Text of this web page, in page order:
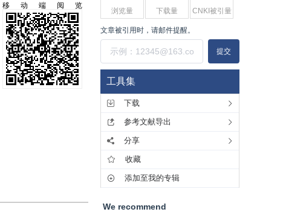
移动端阅览
浏览量 下载量 CNKI被引量
文章被引用时，请邮件提醒。
提交
工具集
下载
参考文献导出
分享
收藏
添加至我的专辑
We recommend